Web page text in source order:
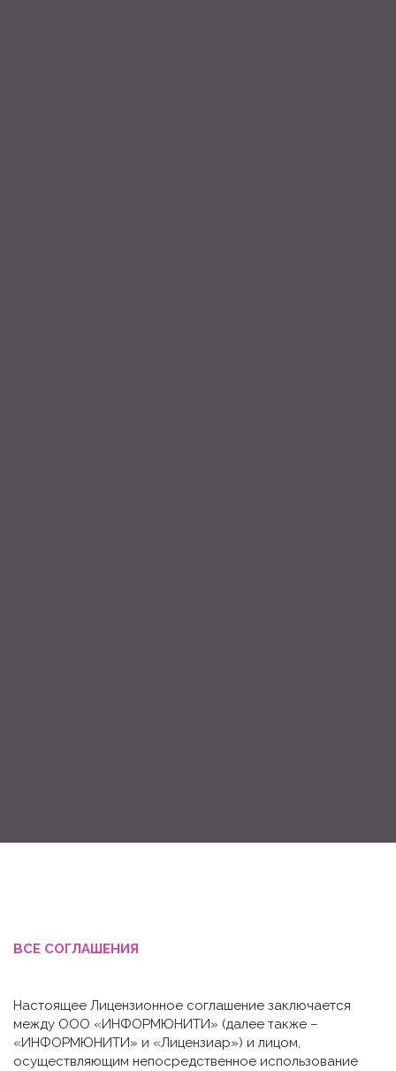
ВСЕ СОГЛАШЕНИЯ
Настоящее Лицензионное соглашение заключается
между ООО «ИНФОРМЮНИТИ» (далее также –
«ИНФОРМЮНИТИ» и «Лицензиар») и лицом,
осуществляющим непосредственное использование